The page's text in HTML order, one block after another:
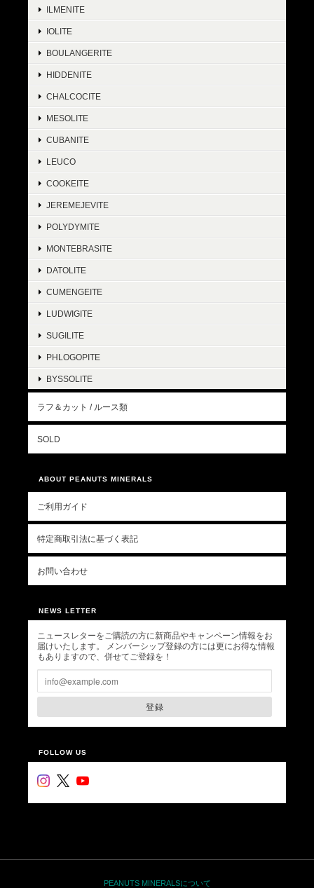
ILMENITE
IOLITE
BOULANGERITE
HIDDENITE
CHALCOCITE
MESOLITE
CUBANITE
LEUCO
COOKEITE
JEREMEJEVITE
POLYDYMITE
MONTEBRASITE
DATOLITE
CUMENGEITE
LUDWIGITE
SUGILITE
PHLOGOPITE
BYSSOLITE
ラフ＆カット / ルース類
SOLD
ABOUT PEANUTS MINERALS
ご利用ガイド
特定商取引法に基づく表記
お問い合わせ
NEWS LETTER
ニュースレターをご購読の方に新商品やキャンペーン情報をお
届けいたします。 メンバーシップ登録の方には更にお得な情報
もありますので、併せてご登録を！
登録
FOLLOW US
PEANUTS MINERALSについて